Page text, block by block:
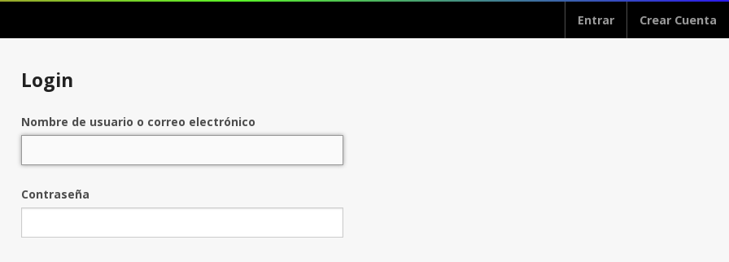
Entrar Crear Cuenta
Login
Nombre de usuario o correo electrónico
Contraseña